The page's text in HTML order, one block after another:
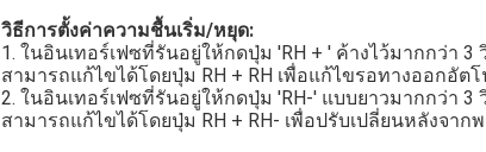
วิธีการตั้งค่าความชื้นเริ่ม/หยุด:
1. ในอินเทอร์เฟซที่รันอยู่ให้กดปุ่ม 'RH + ' ค้างไว้มากกว่า
สามารถแก้ไขได้โดยปุ่ม RH + RH เพื่อแก้ไขรอทางออกอั
2. ในอินเทอร์เฟซที่รันอยู่ให้กดปุ่ม 'RH-' แบบยาวมากกว่า
สามารถแก้ไขได้โดยปุ่ม RH + RH- เพื่อปรับเปลี่ยนหลังจา